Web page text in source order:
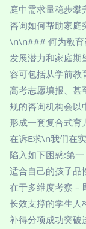
庭中需求量稳步攀
咨询如何帮助家庭
\n\n### 何为教育
发展潜力和家庭期
容可包括从学前教
高考志愿填报、甚
规的咨询机构会以
形成一套复合式
在诉E求\n我们在
陷入如下困惑:第
适合自己的孩子品
在于多维度考察 –
长效支撑的学生人
补得分项成功突破